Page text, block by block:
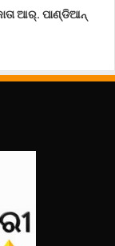
ଆର୍‌. ପାଣ୍ଡିଆନ୍